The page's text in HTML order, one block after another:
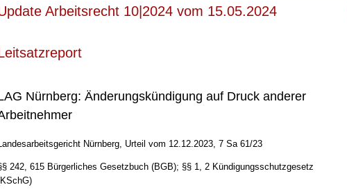
Arbeitsrecht 10|2024 vom 15.05.2024
Nürnberg: Änderungskündigung auf Druck anderer
Nürnberg, Urteil vom 12.12.2023, 7 Sa 61/23
242, 615 Bürgerliches Gesetzbuch (BGB); §§ 1, 2 Kündigungsschutzgesetz